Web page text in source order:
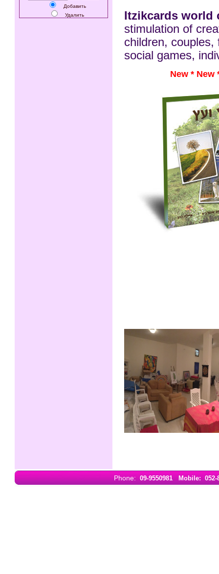
Добавить
Удалить
Itzikcards world
stimulation of
children,
social games,
New * New
Phone:09-9550981 Mobile: 052-